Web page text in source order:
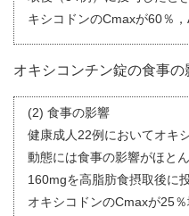
キシコドンのCmaxが60％，
オキシコンチン錠の食事の
(2) 食事の影響
健康成人22例においてオキ
動態には食事の影響がほと
160mgを高脂肪食摂取後に
オキシコドンのCmaxが25